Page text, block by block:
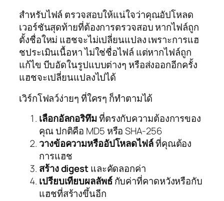
สำหรับไฟล์ ตรวจสอบให้แน่ใจว่าคุณอัปโหลด
เวอร์ชันสุดท้ายที่ต้องการตรวจสอบ หากไฟล์ถูก
ตั้งชื่อใหม่ แฮชจะไม่เปลี่ยนแปลง เพราะการแฮ
ชประเมินเนื้อหา ไม่ใช่ชื่อไฟล์ แต่หากไฟล์ถูก
แก้ไข บีบอัดในรูปแบบต่างๆ หรือส่งออกอีกครั้ง
แฮชจะเปลี่ยนแปลงไปได้
เวิร์กโฟลว์ง่ายๆ ที่ใครๆ ก็ทำตามได้
เลือกอัลกอริทึมที่ตรงกับความต้องการของ
คุณ ปกติคือ MD5 หรือ SHA-256
วางข้อความหรืออัปโหลดไฟล์ที่คุณต้อง
การแฮช
สร้าง digestและคัดลอกค่า
เปรียบเทียบผลลัพธ์กับค่าที่คาดหวังหรือกับ
แฮชที่สร้างขึ้นอีก